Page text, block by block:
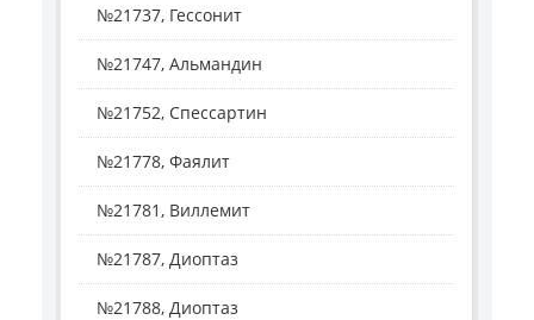
№21737, Гессонит
№21747, Альмандин
№21752, Спессартин
№21778, Фаялит
№21781, Виллемит
№21787, Диоптаз
№21788, Диоптаз